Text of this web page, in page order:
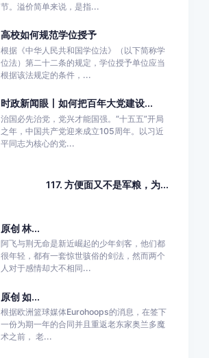
节。溢价简单来说，是指...
高校如何规范学位授予
根据《中华人民共和国学位法》（以下简称学
位法）第二十二条的规定，学位授予单位应当
根据该法规定的条件，...
时政新闻眼丨如何把百年大党建设...
治国必先治党，党兴才能国强。“十五五”开局
之年，中国共产党迎来成立105周年。以习近
平同志为核心的党...
117. 方便面又不是军粮，为...
原创 林...
阿飞与荆无命是新近崛起的少年剑客，他们都
很年轻，都有一套惊世骇俗的剑法，然而两个
人对于感情却大不相同...
原创 如...
根据欧洲篮球媒体Eurohoops的消息，在签下
一份为期一年的合同并且重返老东家奥兰多魔
术之前， 老...